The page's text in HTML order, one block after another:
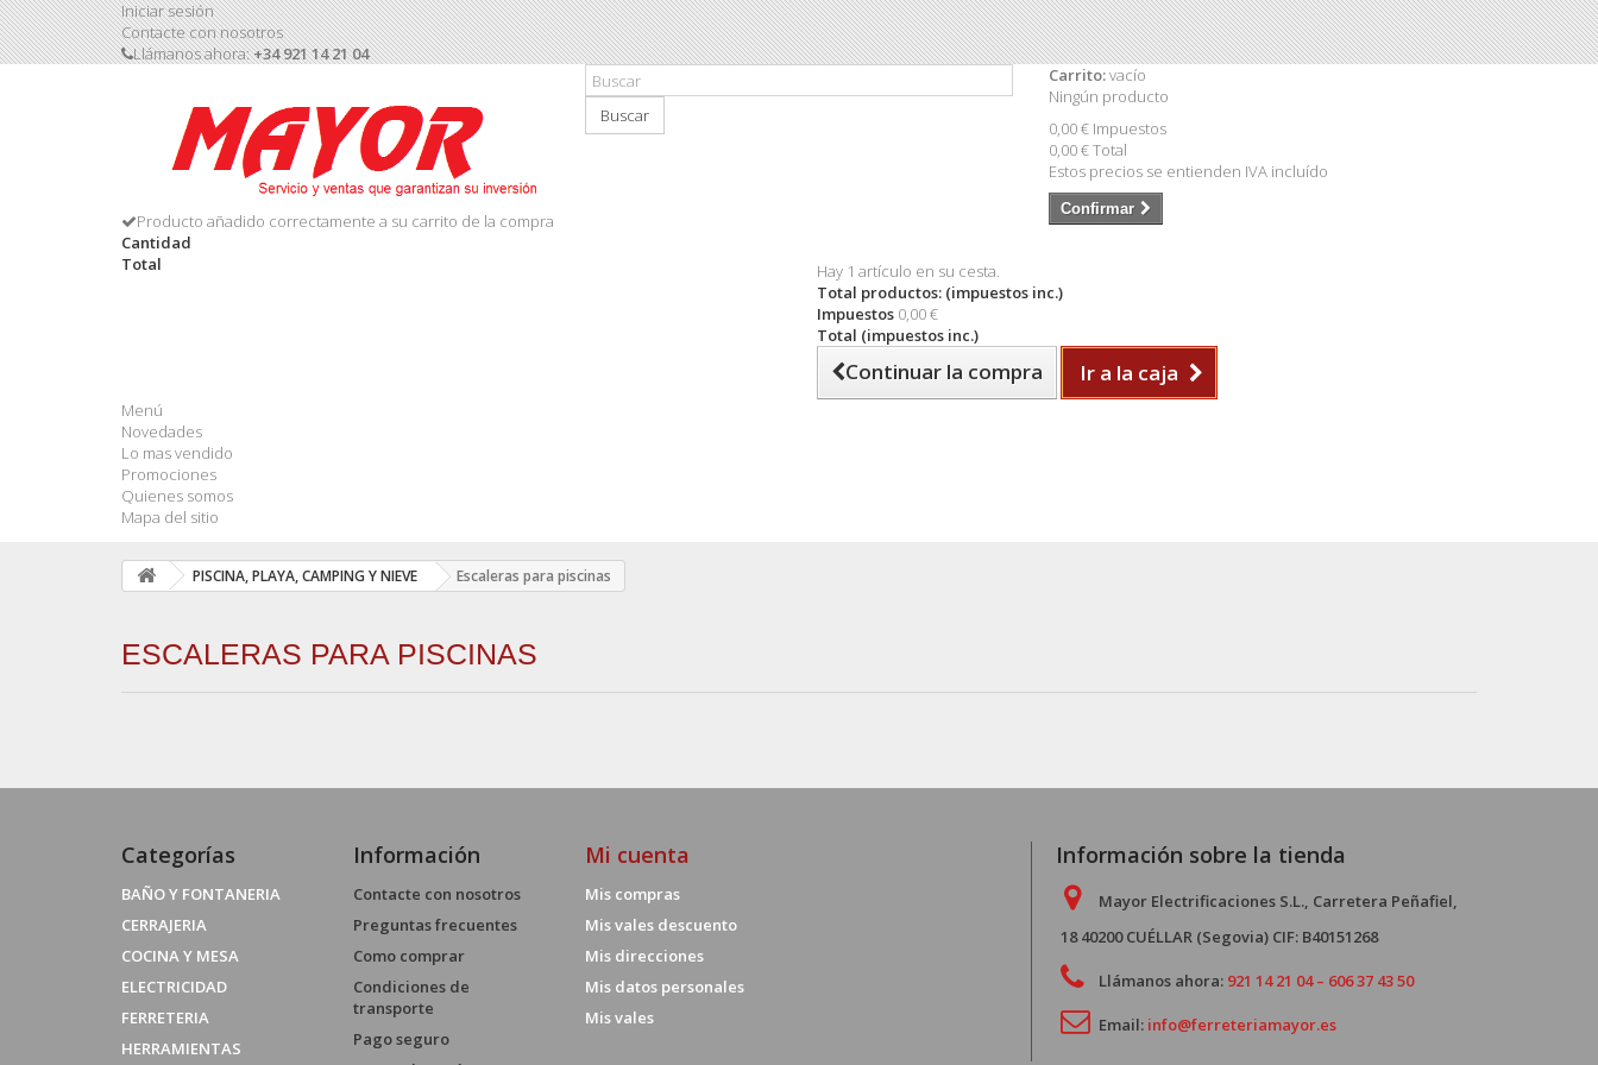
Iniciar sesión
Contacte con nosotros
Llámanos ahora:+34 921 14 21 04
Buscar
Carrito:vacío
Ningún producto
0,00 € Impuestos
0,00 €Total
Estos precios se entienden IVA incluído
Confirmar
Producto añadido correctamente a su carrito de la compra
Cantidad
Total
Hay 1 artículo en su cesta.
Total productos: (impuestos inc.)
Impuestos 0,00 €
Total (impuestos inc.)
Continuar la compra Ir a la caja
Menú
Novedades
Lo mas vendido
Promociones
Quienes somos
Mapa del sitio
PISCINA, PLAYA, CAMPING Y NIEVE Escaleras para piscinas
ESCALERAS PARA PISCINAS
Categorías
BAÑO Y FONTANERIA
CERRAJERIA
COCINA Y MESA
ELECTRICIDAD
FERRETERIA
HERRAMIENTAS
Información
Contacte con nosotros
Preguntas frecuentes
Como comprar
Condiciones de
transporte
Pago seguro
Mi cuenta
Mis compras
Mis vales descuento
Mis direcciones
Mis datos personales
Mis vales
Información sobre la tienda
Mayor Electrificaciones S.L., Carretera Peñafiel,
18 40200 CUÉLLAR (Segovia) CIF: B40151268
Llámanos ahora: 921 14 21 04 – 606 37 43 50
Email: info@ferreteriamayor.es